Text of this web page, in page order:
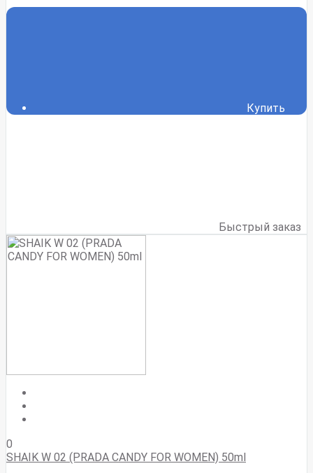
Купить
Быстрый заказ
0
SHAIK W 02 (PRADA CANDY FOR WOMEN) 50ml